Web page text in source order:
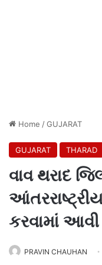
Home /GUJARAT
GUJARAT THARAD
વાવ થરાદ
કરવામાં આવી
PRAVIN CHAUHAN